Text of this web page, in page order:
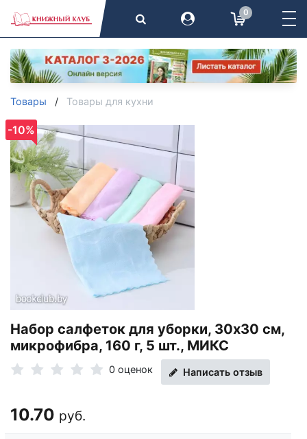
0
Товары Товары для кухни
-10%
Набор салфеток для уборки, 30х30 см,
микрофибра, 160 г, 5 шт., МИКС
0 оценок Написать отзыв
10.70 руб.